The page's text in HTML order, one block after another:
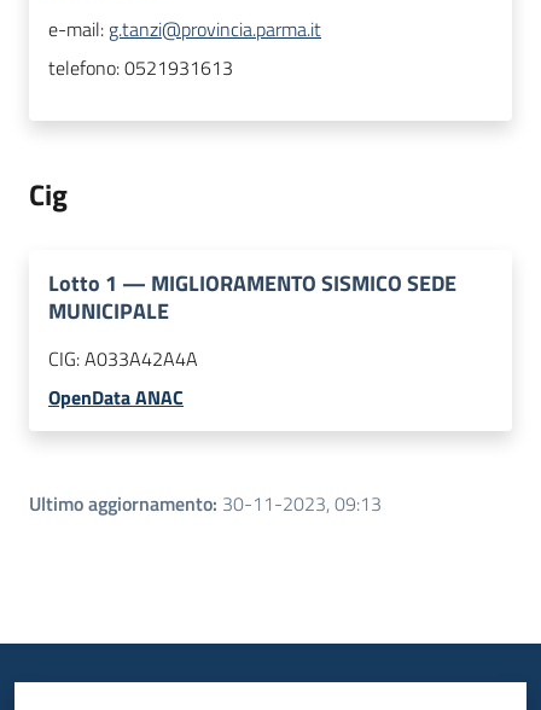
e-mail: g.tanzi@provincia.parma.it
telefono:0521931613
Cig
Lotto 1 — MIGLIORAMENTO SISMICO SEDE
MUNICIPALE
CIG:A033A42A4A
OpenData ANAC
Ultimo aggiornamento: 30-11-2023, 09:13